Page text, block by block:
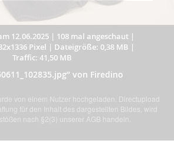
12.06.2025 | 108 mal angeschaut |
Pixel | Dateigröße: 0,38 MB |
Traffic: 41,50 MB
von Firedino
von einem Nutzer hochgeladen. Directupload
für den Inhalt des dargestellten Bildes, wird
nach §2(3) unserer AGB handeln.